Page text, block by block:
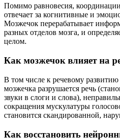
Помимо равновесия,
отвечает за когнитивные и
Мозжечок перерабатывает
разных отделов мозга, и
целом.
Как мозжечок влияет на
В том числе к речевому
мозжечка разрушается речь
звуки в слоги и слова),
сокращения мускулатуры
становится скандированной,
Как восстановить